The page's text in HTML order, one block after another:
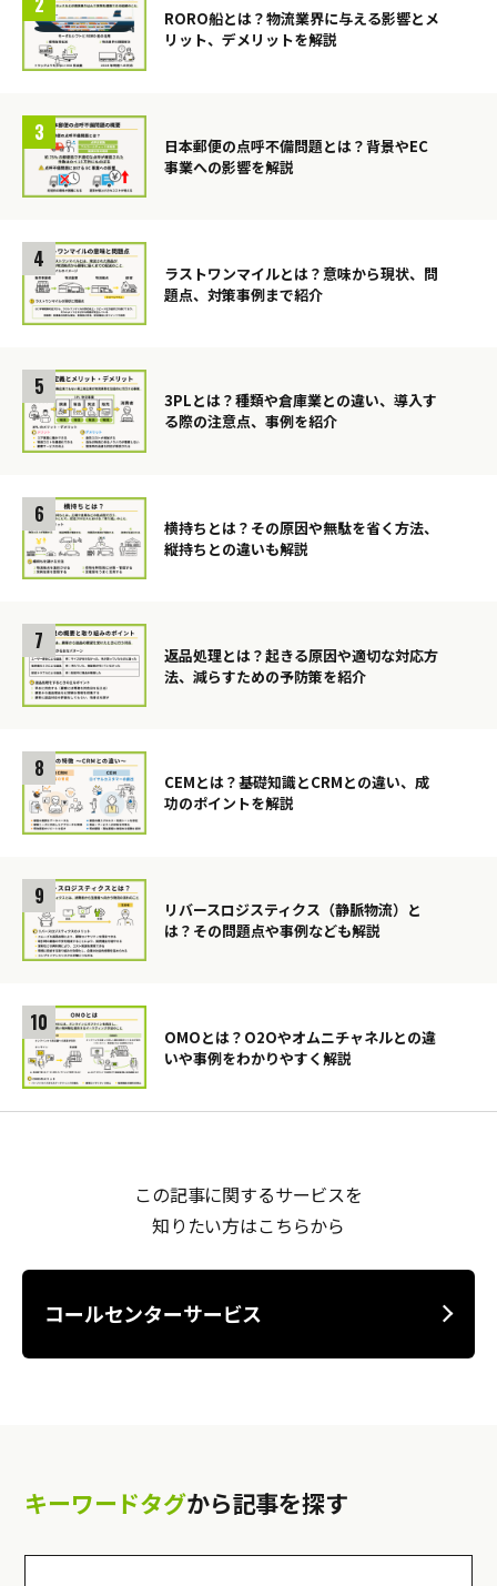
RORO船とは？物流業界に与える影響とメ
リット、デメリットを解説
日本郵便の点呼不備問題とは？背景やEC
事業への影響を解説
ラストワンマイルとは？意味から現状、問
題点、対策事例まで紹介
3PLとは？種類や倉庫業との違い、導入す
る際の注意点、事例を紹介
横持ちとは？その原因や無駄を省く方法、
縦持ちとの違いも解説
返品処理とは？起きる原因や適切な対応方
法、減らすための予防策を紹介
CEMとは？基礎知識とCRMとの違い、成
功のポイントを解説
リバースロジスティクス（静脈物流）と
は？その問題点や事例なども解説
OMOとは？O2Oやオムニチャネルとの違
いや事例をわかりやすく解説
この記事に関するサービスを
知りたい方はこちらから
コールセンターサービス
キーワードタグから記事を探す